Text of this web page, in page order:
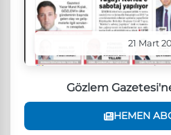
21 Mart
Gözlem
HEMEN